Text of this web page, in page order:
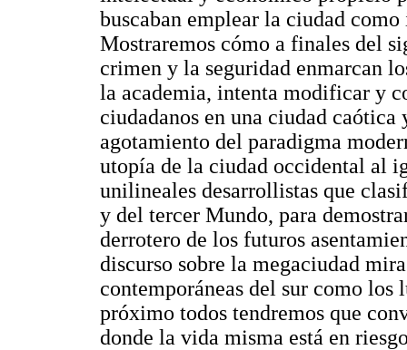
buscaban emplear la ciudad
Mostraremos cómo a finales del
crimen y la seguridad enmarcan
la academia, intenta modificar y
ciudadanos en una ciudad
agotamiento del paradigma
utopía de la ciudad occidental al
unilineales desarrollistas que
y del tercer Mundo, para
derrotero de los futuros
discurso sobre la megaciudad
contemporáneas del sur como los
próximo todos tendremos que
donde la vida misma está en